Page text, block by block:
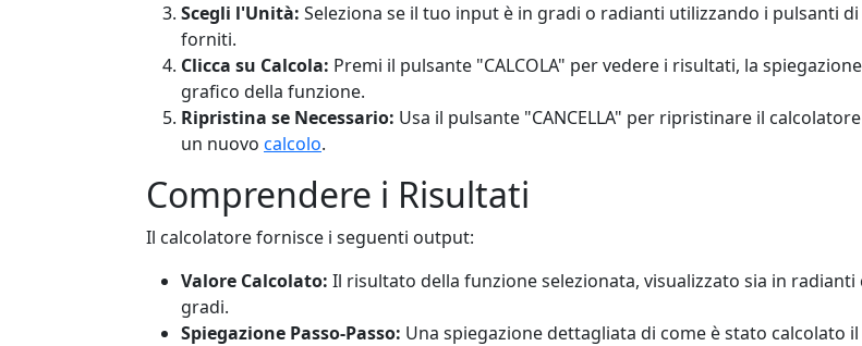
Scegli l'Unità: Seleziona se il tuo input è in gradi o radianti utilizzando i pulsanti
forniti.
Clicca su Calcola: Premi il pulsante "CALCOLA" per vedere i risultati, la
grafico della funzione.
Ripristina se Necessario: Usa il pulsante "CANCELLA" per ripristinare il
un nuovo calcolo.
Comprendere i Risultati
Il calcolatore fornisce i seguenti output:
Valore Calcolato: Il risultato della funzione selezionata, visualizzato sia in radianti
gradi.
Spiegazione Passo-Passo: Una spiegazione dettagliata di come è stato calcolato